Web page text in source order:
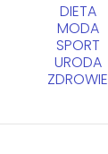
DIETA
MODA
SPORT
URODA
ZDROWIE